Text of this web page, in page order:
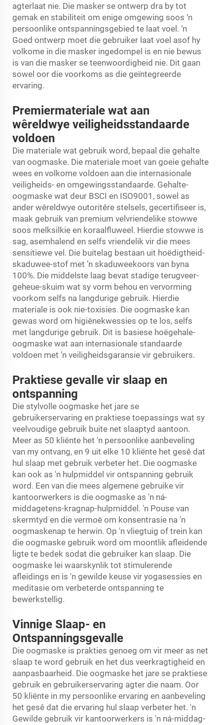
agterlaat nie. Die masker se ontwerp dra by tot
gemak en stabiliteit om enige omgewing soos ‘n
persoonlike ontspanningsgebied te laat voel. ‘n
Goed ontwerp moet die gebruiker laat voel asof hy
volkome in die masker ingedompel is en nie bewus
is van die masker se teenwoordigheid nie. Dit gaan
sowel oor die voorkoms as die geïntegreerde
ervaring.
Premiermateriale wat aan
wêreldwye veiligheidsstandaarde
voldoen
Die materiale wat gebruik word, bepaal die gehalte
van oogmaske. Die materiale moet van goeie gehalte
wees en volkome voldoen aan die internasionale
veiligheids- en omgewingsstandaarde. Gehalte-
oogmaske wat deur BSCI en ISO9001, sowel as
ander wêreldwye outoritêre stelsels, gecertifiseer is,
maak gebruik van premium velvriendelike stowwe
soos melksilkie en koraalfluweel. Hierdie stowwe is
sag, asemhalend en selfs vriendelik vir die mees
sensitiewe vel. Die buitelag bestaan uit hoëdigtheid-
skaduwee-stof met ’n skaduweekoors van byna
100%. Die middelste laag bevat stadige terugveer-
geheue-skuim wat sy vorm behou en vervorming
voorkom selfs na langdurige gebruik. Hierdie
materiale is ook nie-toxisies. Die oogmaske kan
gewas word om higiënekwessies op te los, selfs
met langdurige gebruik. Dit is basiese hoëgehale-
oogmaske wat aan internasionale standaarde
voldoen met ’n veiligheidsgaransie vir gebruikers.
Praktiese gevalle vir slaap en
ontspanning
Die stylvolle oogmaske het jare se
gebruikerservaring en praktiese toepassings wat sy
veelvoudige gebruik buite net slaaptyd aantoon.
Meer as 50 kliënte het 'n persoonlike aanbeveling
van my ontvang, en 9 uit elke 10 kliënte het gesê dat
hul slaap met gebruik verbeter het. Die oogmaske
kan ook as 'n hulpmiddel vir ontspanning gebruik
word. Een van die mees algemene gebruike vir
kantoorwerkers is die oogmaske as 'n ná-
middagetens-kragnap-hulpmiddel. 'n Pouse van
skermtyd en die vermoë om konsentrasie na 'n
oogmaskenap te herwin. Op 'n vliegtuig of trein kan
die oogmaske gebruik word om moontlik afleidende
ligte te bedek sodat die gebruiker kan slaap. Die
oogmaske lei waarskynlik tot stimulerende
afleidings en is 'n gewilde keuse vir yogasessies en
meditasie om verbeterde ontspanning te
bewerkstellig.
Vinnige Slaap- en
Ontspanningsgevalle
Die oogmaske is prakties genoeg om vir meer as net
slaap te word gebruik en het dus veerkragtigheid en
aanpasbaarheid. Die oogmaske het jare se praktiese
gebruik en gebruikerservaring agter die naam. Oor
50 kliënte in my persoonlike ervaring en aanbeveling
het gesê dat die ervaring hul slaap verbeter het. 'n
Gewilde gebruik vir kantoorwerkers is 'n ná-middag-